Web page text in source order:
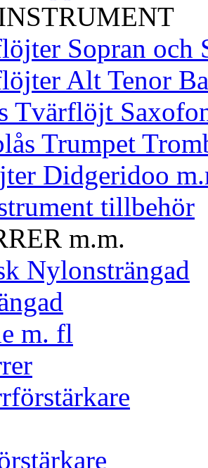
Sopran och
Alt Tenor
Tvärflöjt
Trumpet
Didgeridoo
tillbehör
m.m.
Nylonsträngad
m. fl